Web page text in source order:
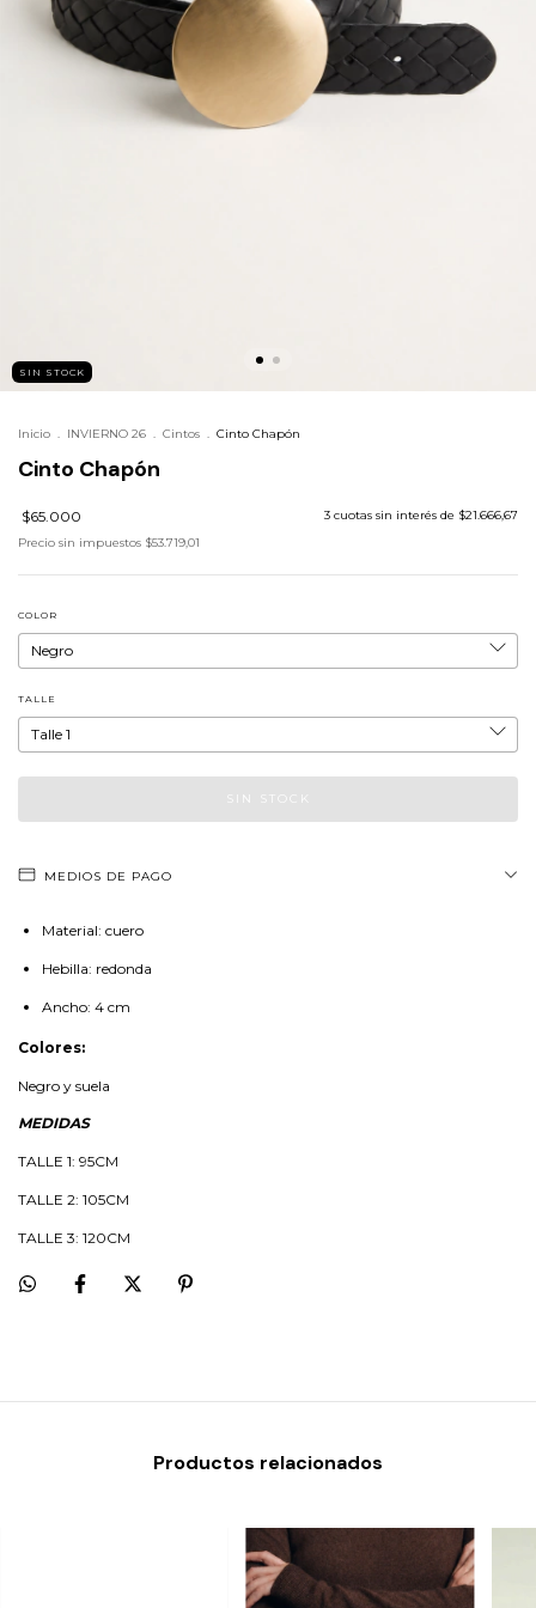
SIN STOCK
Inicio . INVIERNO 26 . Cintos . Cinto Chapón
Cinto Chapón
$65.000 3 cuotas sin interés de $21.666,67
Precio sin impuestos $53.719,01
COLOR
TALLE
MEDIOS DE PAGO
Material: cuero
Hebilla: redonda
Ancho: 4 cm
Colores:
Negro y suela
MEDIDAS
TALLE 1: 95CM
TALLE 2: 105CM
TALLE 3: 120CM
Productos relacionados